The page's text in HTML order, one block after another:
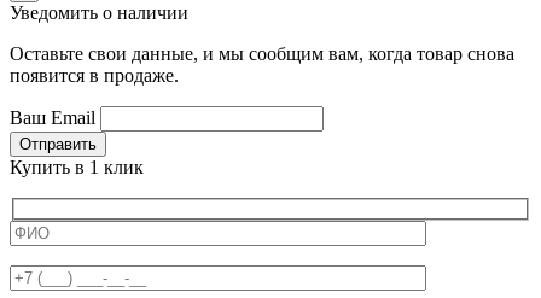
Уведомить о наличии
Оставьте свои данные, и мы сообщим вам, когда товар снова
появится в продаже.
Ваш Email
Отправить
Купить в 1 клик